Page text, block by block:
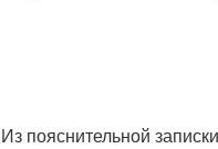
Из пояснительной